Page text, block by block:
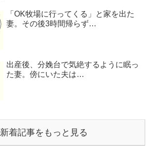
「OK牧場に行ってくる」と家を出た
妻。その後3時間帰らず…
出産後、分娩台で気絶するように眠っ
た妻。傍にいた夫は…
新着記事をもっと見る